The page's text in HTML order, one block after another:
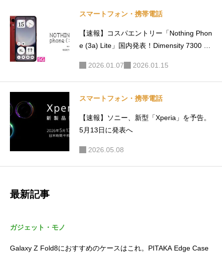
スマートフォン・携帯電話
【速報】コスパエントリー「Nothing Phon
e (3a) Lite」国内発表！Dimensity 7300 Pr
2026.01.07
2026.01.15
スマートフォン・携帯電話
【速報】ソニー、新型「Xperia」を予告。
5月13日に発表へ
2026.05.08
最新記事
ガジェット・モノ
Galaxy Z Fold8におすすめのケースはこれ。PITAKA Edge Case